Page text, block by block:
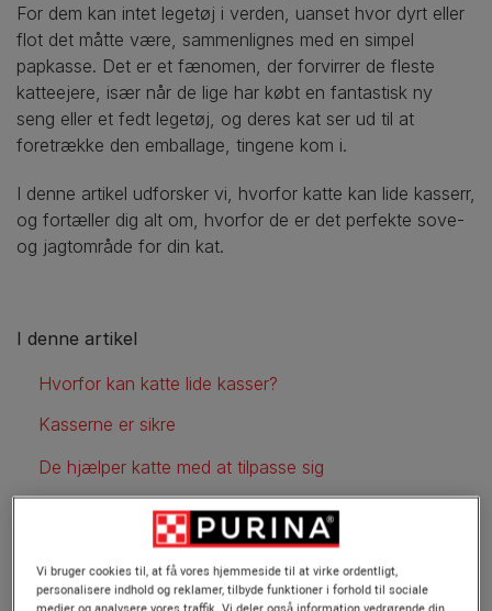
For dem kan intet legetøj i verden, uanset hvor dyrt eller
flot det måtte være, sammenlignes med en simpel
papkasse. Det er et fænomen, der forvirrer de fleste
katteejere, især når de lige har købt en fantastisk ny
seng eller et fedt legetøj, og deres kat ser ud til at
foretrække den emballage, tingene kom i.
I denne artikel udforsker vi, hvorfor katte kan lide kasserr,
og fortæller dig alt om, hvorfor de er det perfekte sove-
og jagtområde for din kat.
I denne artikel
Hvorfor kan katte lide kasser?
Kasserne er sikre
De hjælper katte med at tilpasse sig
Pap er en fantastisk isolator
Katte er bare nysgerrige
De er gode steder at sove
Vi bruger cookies til, at få vores hjemmeside til at virke ordentligt,
personalisere indhold og reklamer, tilbyde funktioner i forhold til sociale